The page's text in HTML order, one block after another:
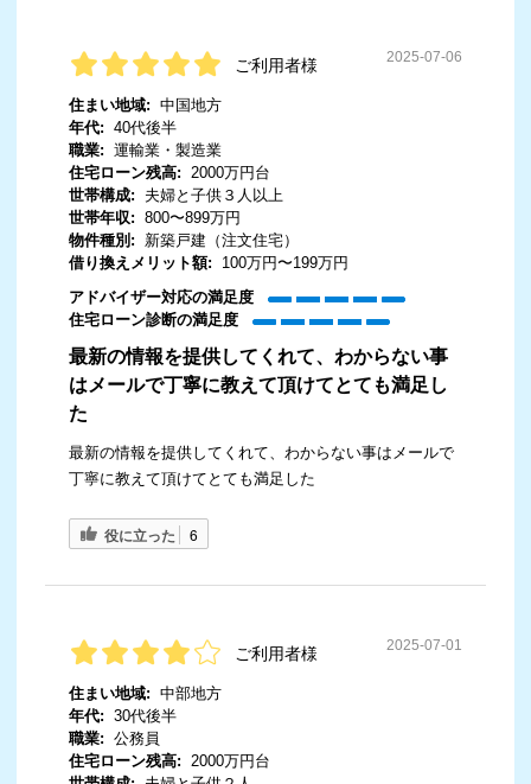
ご利用者様 2025-07-06
住まい地域: 中国地方
年代: 40代後半
職業: 運輸業・製造業
住宅ローン残高:
2000万円台
世帯構成:
夫婦と子供３人以上
世帯年収: 800〜899万円
物件種別:
新築戸建（注文住宅）
借り換えメリット額:
100万円〜199万円
アドバイザー対応の満足度
住宅ローン診断の満足度
最新の情報を提供してくれて、わからない事
はメールで丁寧に教えて頂けてとても満足し
た
最新の情報を提供してくれて、わからない事はメールで
丁寧に教えて頂けてとても満足した
役に立った 6
ご利用者様 2025-07-01
住まい地域: 中部地方
年代: 30代後半
職業: 公務員
住宅ローン残高: 2000万円台